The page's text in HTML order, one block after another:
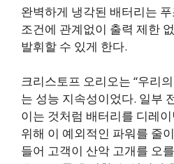
완벽하게 냉각된 배터리는
조건에 관계없이 출력 제한
발휘할 수 있게 한다.
크리스토프 오리오는 “우리
는 성능 지속성이었다. 일부
이는 것처럼 배터리를 디레
위해 이 예외적인 파워를 줄
들어 고객이 산악 고개를 오